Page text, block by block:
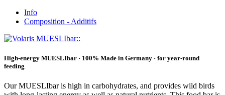
Info
Composition - Additifs
High-energy MUESLIbar · 100% Made in Germany · for year-round
feeding
Our MUESLIbar is high in carbohydrates, and provides wild birds